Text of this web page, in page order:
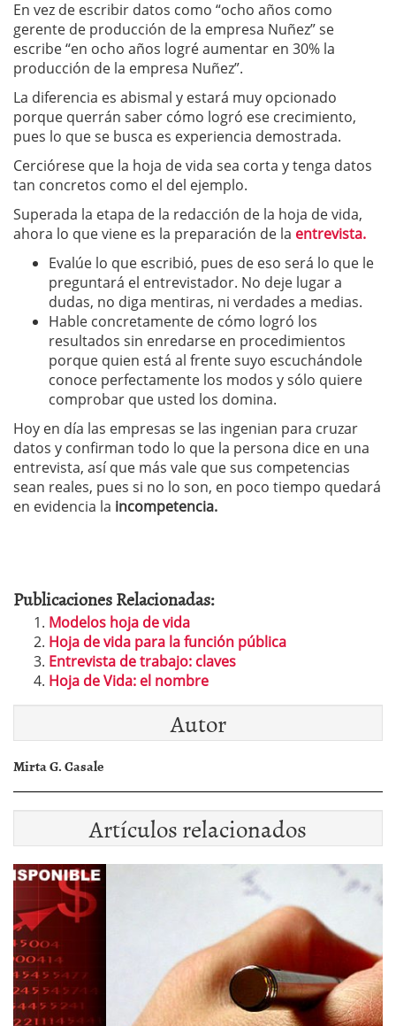
En vez de escribir datos como “ocho años como
gerente de producción de la empresa Nuñez” se
escribe “en ocho años logré aumentar en 30% la
producción de la empresa Nuñez”.
La diferencia es abismal y estará muy opcionado
porque querrán saber cómo logró ese crecimiento,
pues lo que se busca es experiencia demostrada.
Cerciórese que la hoja de vida sea corta y tenga datos
tan concretos como el del ejemplo.
Superada la etapa de la redacción de la hoja de vida,
ahora lo que viene es la preparación de la entrevista.
Evalúe lo que escribió, pues de eso será lo que le
preguntará el entrevistador. No deje lugar a
dudas, no diga mentiras, ni verdades a medias.
Hable concretamente de cómo logró los
resultados sin enredarse en procedimientos
porque quien está al frente suyo escuchándole
conoce perfectamente los modos y sólo quiere
comprobar que usted los domina.
Hoy en día las empresas se las ingenian para cruzar
datos y confirman todo lo que la persona dice en una
entrevista, así que más vale que sus competencias
sean reales, pues si no lo son, en poco tiempo quedará
en evidencia la incompetencia.
Publicaciones Relacionadas:
Modelos hoja de vida
Hoja de vida para la función pública
Entrevista de trabajo: claves
Hoja de Vida: el nombre
Autor
Mirta G. Casale
Artículos relacionados